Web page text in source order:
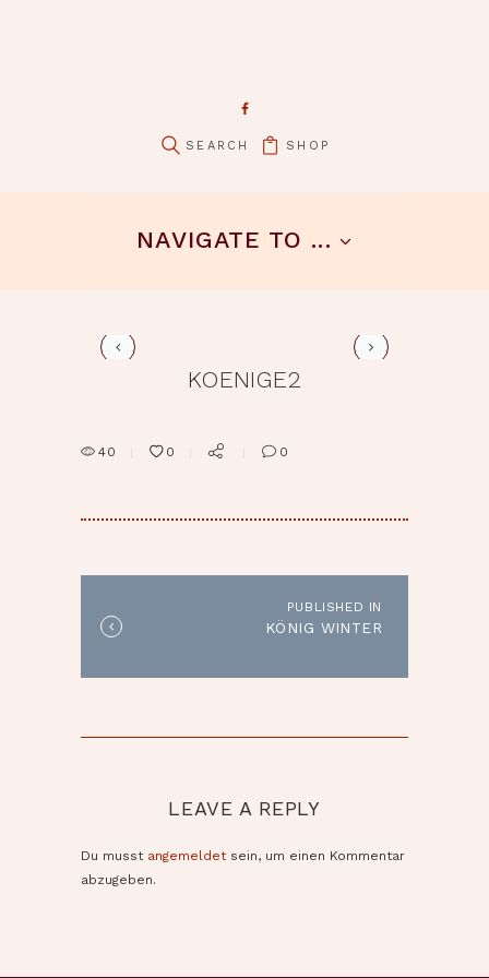
SHOP
NAVIGATE TO ...
koenige1
KOENIGE2
40 0 0
PUBLISHED IN
post:
KÖNIG WINTER
LEAVE A REPLY
Du musst angemeldetsein, um einen Kommentar
abzugeben.